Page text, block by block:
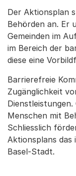
Der Aktionsplan
Behörden an. Er
Gemeinden im
im Bereich der
diese eine
Barrierefreie
Zugänglichkeit
Menschen mit
Schliesslich
Aktionsplans das
Basel-Stadt.